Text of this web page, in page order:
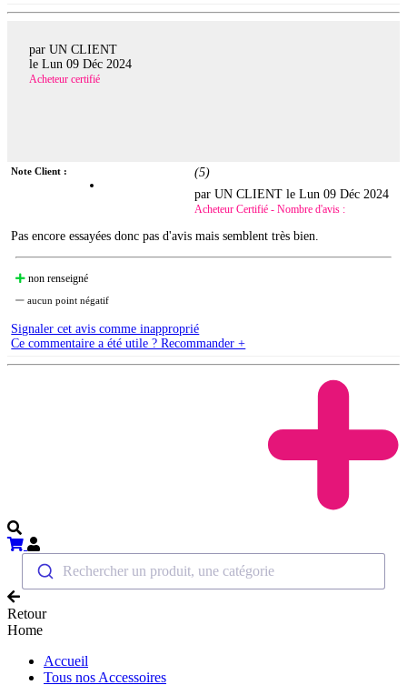
par UN CLIENT
le Lun 09 Déc 2024
Acheteur certifié
Note Client : (5)
par UN CLIENT leLun 09 Déc 2024
Acheteur Certifié - Nombre d'avis :
Pas encore essayées donc pas d'avis mais semblent très bien.
non renseigné
aucun point négatif
Signaler cet avis comme inapproprié
Ce commentaire a été utile ? Recommander +
Rechercher un produit, une catégorie
Retour
Home
Accueil
Tous nos Accessoires